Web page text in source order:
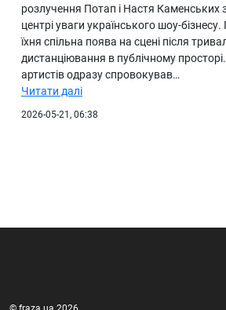
розлучення Потап і Настя Каменських
центрі уваги українського шоу-
їхня спільна поява на сцені після
дистанціювання в публічному
артистів одразу спровокував…
Читати далі
2026-05-21, 06:38